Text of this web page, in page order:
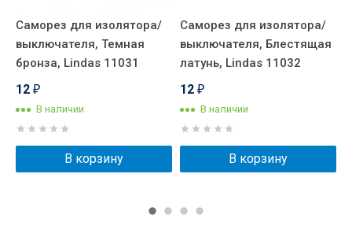
Саморез для изолятора/
выключателя, Темная
бронза, Lindas 11031
12 ₽
В наличии
В корзину
Саморез для изолятора/
выключателя, Блестящая
латунь, Lindas 11032
12 ₽
В наличии
В корзину